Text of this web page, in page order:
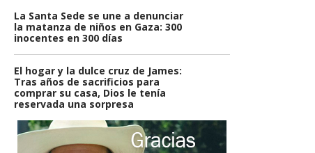
La Santa Sede se une a denunciar
la matanza de niños en Gaza: 300
inocentes en 300 días
El hogar y la dulce cruz de James:
Tras años de sacrificios para
comprar su casa, Dios le tenía
reservada una sorpresa